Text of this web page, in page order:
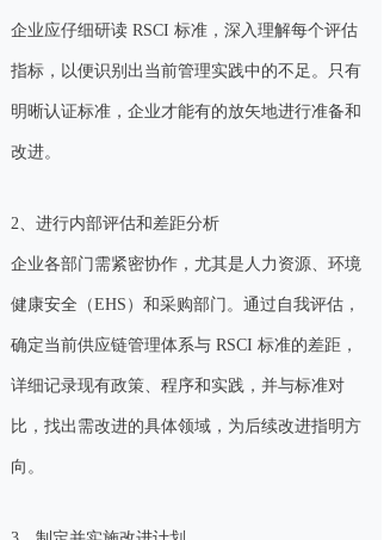
企业应仔细研读 RSCI 标准，深入理解每个评估
指标，以便识别出当前管理实践中的不足。只有
明晰认证标准，企业才能有的放矢地进行准备和
改进。
2、进行内部评估和差距分析
企业各部门需紧密协作，尤其是人力资源、环境
健康安全（EHS）和采购部门。通过自我评估，
确定当前供应链管理体系与 RSCI 标准的差距，
详细记录现有政策、程序和实践，并与标准对
比，找出需改进的具体领域，为后续改进指明方
向。